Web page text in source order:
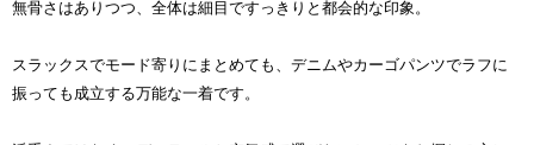
無骨さはありつつ、全体は細目ですっきりと都会的な印象。
スラックスでモード寄りにまとめても、デニムやカーゴパンツでラフに
振っても成立する万能な一着です。